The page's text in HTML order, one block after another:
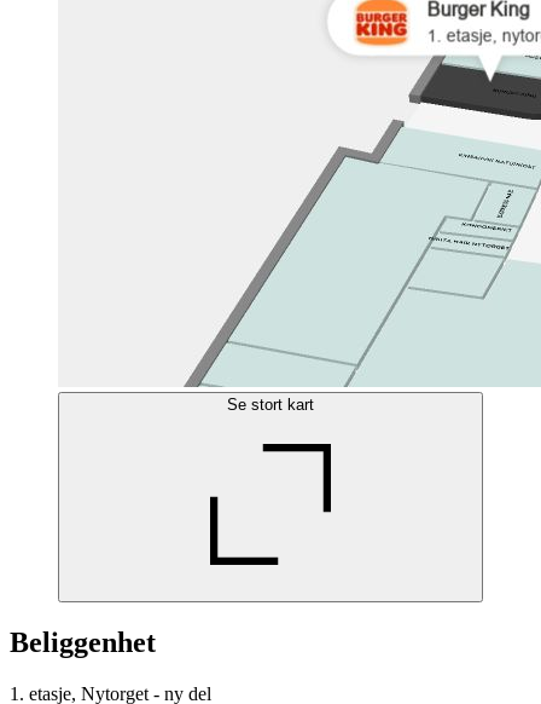
Se stort kart
Beliggenhet
1. etasje, Nytorget - ny del